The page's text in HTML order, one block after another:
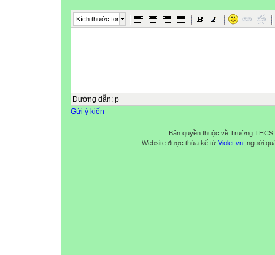
Kích thước font
Đường dẫn: p
Gửi ý kiến
Bản quyền thuộc về Trường THCS
Website được thừa kế từ Violet.vn, người